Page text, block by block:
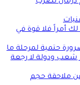
لك أمراً فلا قوة في
حتمية لمرحلة ما
شعب ودولة لا رجعة
ملاحقة حجم